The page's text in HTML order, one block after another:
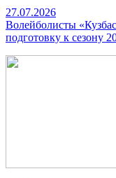
27.07.2026
Волейболисты
подготовку к сезону